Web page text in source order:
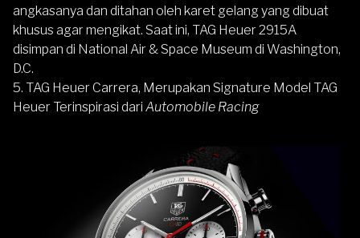
angkasanya dan ditahan oleh karet gelang yang dibuat
khusus agar mengikat. Saat ini, TAG Heuer 2915A
disimpan di National Air & Space Museum di Washington,
D.C.
5. TAG Heuer Carrera, Merupakan Signature Model TAG
Heuer Terinspirasi dari Automobile Racing